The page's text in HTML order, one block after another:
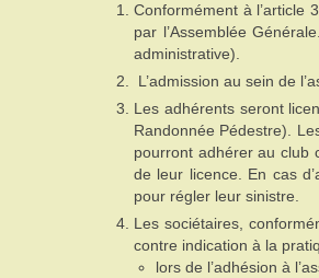
Conformément à l’article
par l’Assemblée
administrative).
L’admission au sein de
Les adhérents seront
Randonnée Pédestre).
pourront adhérer au club
de leur licence. En cas
pour régler leur sinistre.
Les sociétaires,
contre indication à la
lors de l’adhésion à